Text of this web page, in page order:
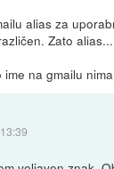
alias za
Zato alias...
na gmailu